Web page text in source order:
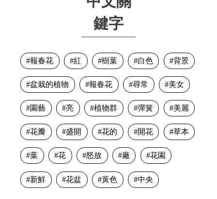
鍵字
報春花 紅 樹葉 白色 背景
盆栽的植物 報春花 尋常 美女
園藝 亮 植物群 彈簧 美麗
花瓣 盛開 花的 開花 草本
葉 花 怒放 廠 花園
新鮮 花盆 黃色 中央